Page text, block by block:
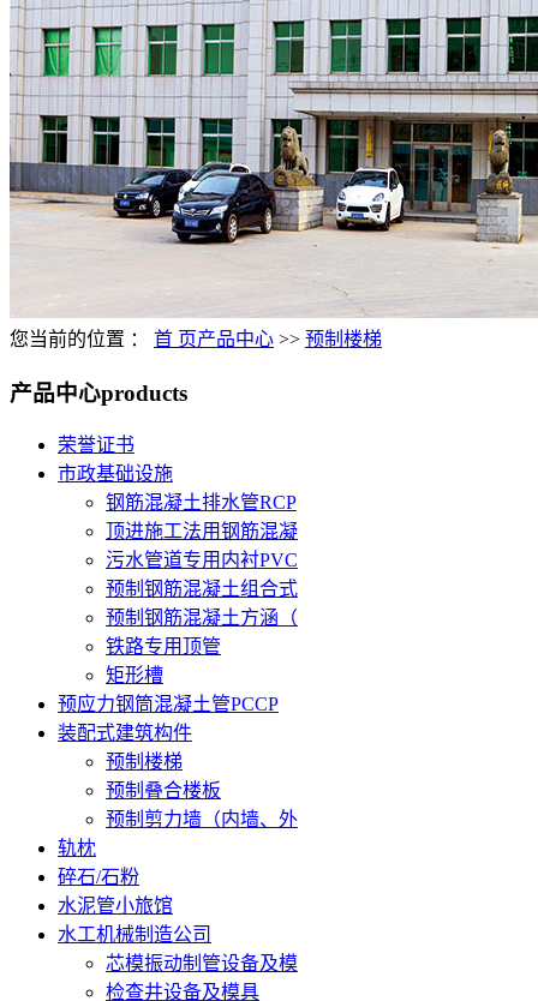
您当前的位置 ： 首 页产品中心 >> 预制楼梯
产品中心products
荣誉证书
市政基础设施
钢筋混凝土排水管RCP
顶进施工法用钢筋混凝
污水管道专用内衬PVC
预制钢筋混凝土组合式
预制钢筋混凝土方涵（
铁路专用顶管
矩形槽
预应力钢筒混凝土管PCCP
装配式建筑构件
预制楼梯
预制叠合楼板
预制剪力墙（内墙、外
轨枕
碎石/石粉
水泥管小旅馆
水工机械制造公司
芯模振动制管设备及模
检查井设备及模具